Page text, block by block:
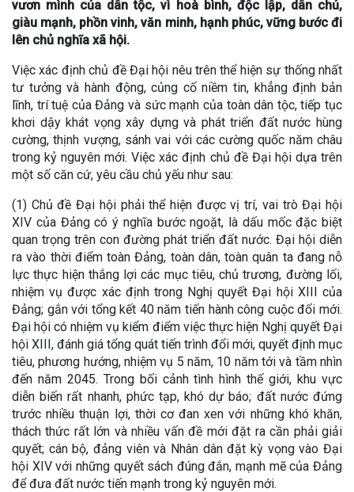
vươn mình của dân tộc, vì hoà bình, độc lập, dân chủ,
giàu mạnh, phồn vinh, văn minh, hạnh phúc, vững bước đi
lên chủ nghĩa xã hội.
Việc xác định chủ đề Đại hội nêu trên thể hiện sự thống nhất
tư tưởng và hành động, củng cố niềm tin, khẳng định bản
lĩnh, trí tuệ của Đảng và sức mạnh của toàn dân tộc, tiếp tục
khơi dậy khát vọng xây dựng và phát triển đất nước hùng
cường, thịnh vượng, sánh vai với các cường quốc năm châu
trong kỷ nguyên mới. Việc xác định chủ đề Đại hội dựa trên
một số căn cứ, yêu cầu chủ yếu như sau:
(1) Chủ đề Đại hội phải thể hiện được vị trí, vai trò Đại hội
XIV của Đảng có ý nghĩa bước ngoặt, là dấu mốc đặc biệt
quan trọng trên con đường phát triển đất nước. Đại hội diễn
ra vào thời điểm toàn Đảng, toàn dân, toàn quân ta đang nỗ
lực thực hiện thắng lợi các mục tiêu, chủ trương, đường lối,
nhiệm vụ được xác định trong Nghị quyết Đại hội XIII của
Đảng; gắn với tổng kết 40 năm tiến hành công cuộc đổi mới.
Đại hội có nhiệm vụ kiểm điểm việc thực hiện Nghị quyết Đại
hội XIII, đánh giá tổng quát tiến trình đổi mới, quyết định mục
tiêu, phương hướng, nhiệm vụ 5 năm, 10 năm tới và tầm nhìn
đến năm 2045. Trong bối cảnh tình hình thế giới, khu vực
diễn biến rất nhanh, phức tạp, khó dự báo; đất nước đứng
trước nhiều thuận lợi, thời cơ đan xen với những khó khăn,
thách thức rất lớn và nhiều vấn đề mới đặt ra cần phải giải
quyết; cán bộ, đảng viên và Nhân dân đặt kỳ vọng vào Đại
hội XIV với những quyết sách đúng đắn, mạnh mẽ của Đảng
để đưa đất nước tiến mạnh trong kỷ nguyên mới.